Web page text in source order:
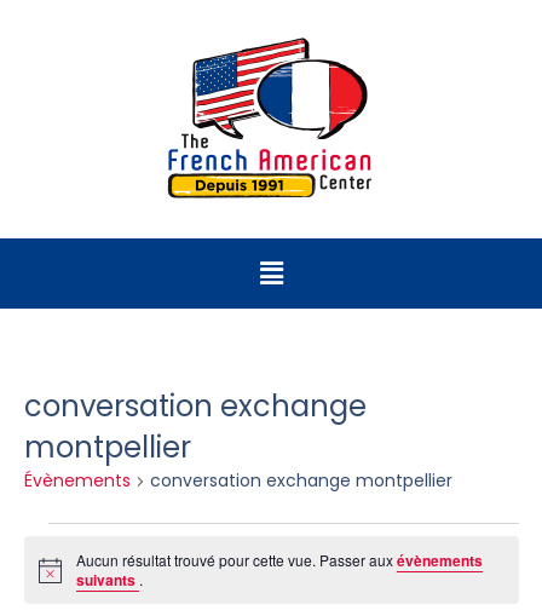
conversation exchange
montpellier
Évènements conversation exchange montpellier
Notice
Aucun résultat trouvé pour cette vue. Passer auxévènements
suivants .